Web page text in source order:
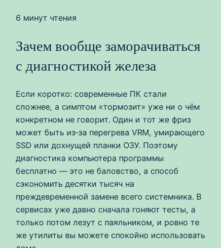
6 минут чтения
Зачем вообще заморачиваться
с диагностикой железа
Если коротко: современные ПК стали
сложнее, а симптом «тормозит» уже ни о чём
конкретном не говорит. Один и тот же фриз
может быть из‑за перегрева VRM, умирающего
SSD или дохнущей планки ОЗУ. Поэтому
диагностика компьютера программы
бесплатно — это не баловство, а способ
сэкономить десятки тысяч на
преждевременной замене всего системника. В
сервисах уже давно сначала гоняют тесты, а
только потом лезут с паяльником, и ровно те
же утилиты вы можете спокойно использовать